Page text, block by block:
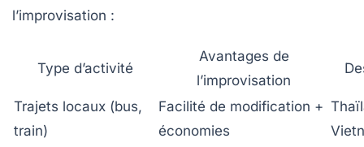
l’improvisation :
Type d’activité
Avantages de
l’improvisation
Trajets locaux (bus,
train)
Facilité de modification +
économies